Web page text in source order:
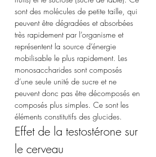
sont des molécules de petite taille, qui
peuvent être dégradées et absorbées
très rapidement par l’organisme et
représentent la source d’énergie
mobilisable le plus rapidement. Les
monosaccharides sont composés
d’une seule unité de sucre et ne
peuvent donc pas être décomposés en
composés plus simples. Ce sont les
éléments constitutifs des glucides.
Effet de la testostérone sur
le cerveau